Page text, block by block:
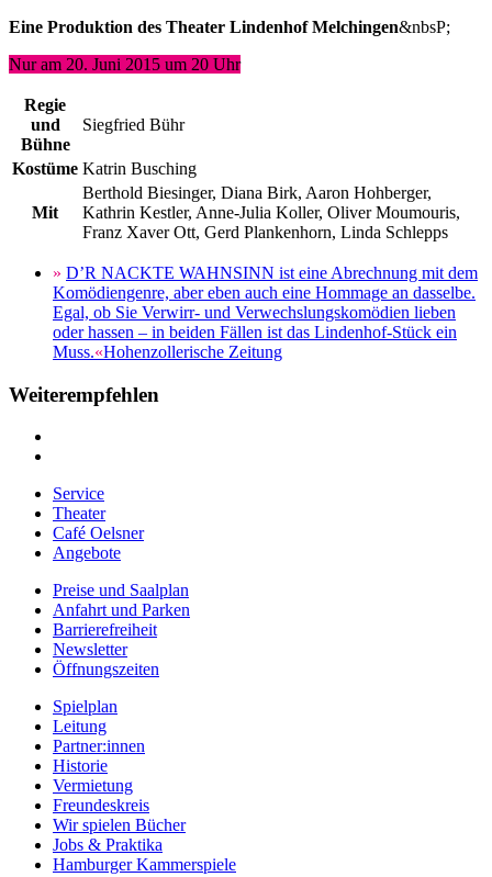
Eine Produktion des Theater Lindenhof Melchingen&nbsP;
Nur am 20. Juni 2015 um 20 Uhr
Regie
und
Bühne
Siegfried Bühr
Kostüme Katrin Busching
Mit
Berthold Biesinger, Diana Birk, Aaron Hohberger,
Kathrin Kestler, Anne-Julia Koller, Oliver Moumouris,
Franz Xaver Ott, Gerd Plankenhorn, Linda Schlepps
» D’R NACKTE WAHNSINN ist eine Abrechnung mit dem
Komödiengenre, aber eben auch eine Hommage an dasselbe.
Egal, ob Sie Verwirr- und Verwechslungskomödien lieben
oder hassen – in beiden Fällen ist das Lindenhof-Stück ein
Muss.«Hohenzollerische Zeitung
Weiterempfehlen
Service
Theater
Café Oelsner
Angebote
Preise und Saalplan
Anfahrt und Parken
Barrierefreiheit
Newsletter
Öffnungszeiten
Spielplan
Leitung
Partner:innen
Historie
Vermietung
Freundeskreis
Wir spielen Bücher
Jobs & Praktika
Hamburger Kammerspiele